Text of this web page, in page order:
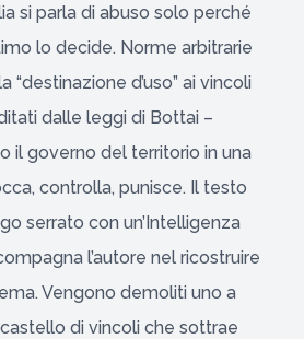
si parla di abuso solo perché
lo decide. Norme arbitrarie
“destinazione d’uso” ai vincoli
dalle leggi di Bottai –
il governo del territorio in una
controlla, punisce. Il testo
serrato con un’Intelligenza
l’autore nel ricostruire
Vengono demoliti uno a
di vincoli che sottrae